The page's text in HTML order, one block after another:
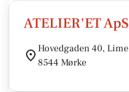
ATELIER'ET ApS
Hovedgaden 40, Lime
8544 Mørke